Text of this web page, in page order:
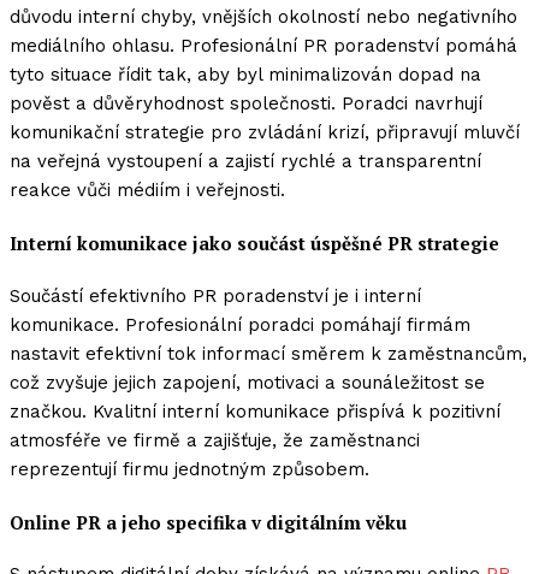
důvodu interní chyby, vnějších okolností nebo negativního
mediálního ohlasu. Profesionální PR poradenství pomáhá
tyto situace řídit tak, aby byl minimalizován dopad na
pověst a důvěryhodnost společnosti. Poradci navrhují
komunikační strategie pro zvládání krizí, připravují mluvčí
na veřejná vystoupení a zajistí rychlé a transparentní
reakce vůči médiím i veřejnosti.
Interní komunikace jako součást úspěšné PR strategie
Součástí efektivního PR poradenství je i interní
komunikace. Profesionální poradci pomáhají firmám
nastavit efektivní tok informací směrem k zaměstnancům,
což zvyšuje jejich zapojení, motivaci a sounáležitost se
značkou. Kvalitní interní komunikace přispívá k pozitivní
atmosféře ve firmě a zajišťuje, že zaměstnanci
reprezentují firmu jednotným způsobem.
Online PR a jeho specifika v digitálním věku